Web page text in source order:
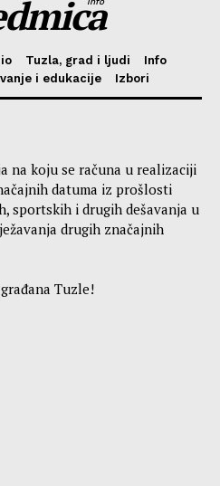
Tuzla, grad i ljudi
Info
i edukacije Izbori
na koju se računa u realizaciji
datuma iz prošlosti
sportskih i drugih dešavanja u
drugih značajnih
Tuzle!